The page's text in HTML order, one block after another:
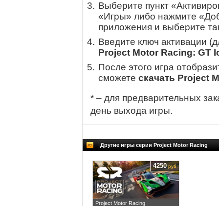
Выберите пункт
«Игры» либо нажмите
приложения и выберите
Введите ключ активации
Project Motor Racing: GT
После этого игра
сможете скачать Project
* – для предварительных
день выхода игры.
Другие игры серии Project Motor Racing
Project Motor Racing
4250руб